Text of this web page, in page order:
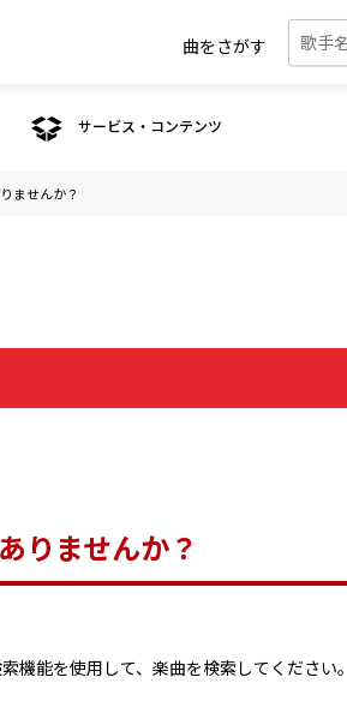
曲をさがす
サービス・コンテンツ
ませんか？
りませんか？
機能を使用して、楽曲を検索してください。